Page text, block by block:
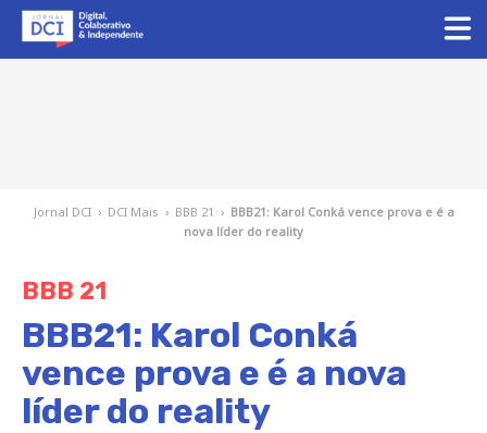
Jornal DCI › DCI Mais › BBB 21 › BBB21: Karol Conká vence prova e é a
nova líder do reality
BBB 21
BBB21: Karol Conká
vence prova e é a nova
líder do reality